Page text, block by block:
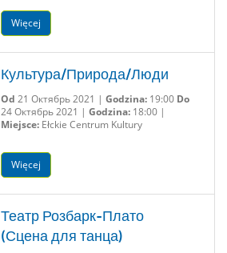
Więcej
Культура/Природа/Люди
Od 21 Октябрь 2021 | Godzina:19:00 Do
24 Октябрь 2021 | Godzina:18:00 |
Miejsce:Ełckie Centrum Kultury
Więcej
Театр Розбарк-Плато
(Сцена для танца)